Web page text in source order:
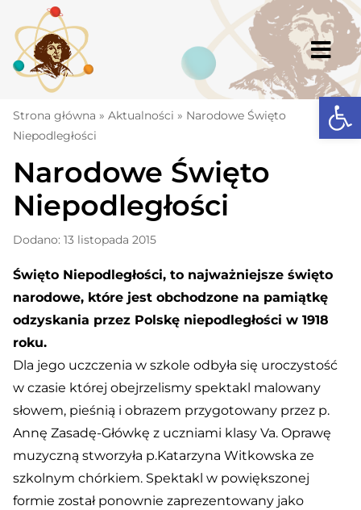
content
Strona główna
Komunikaty
Szkoła
Dokumenty
Osiągnięcia
Warto wiedzieć
UKS „Millenium”
Strona główna » Aktualności » Narodowe Święto
Niepodległości
Narodowe Święto
Niepodległości
Dodano: 13 listopada 2015
Święto Niepodległości, to najważniejsze święto
narodowe, które jest obchodzone na pamiątkę
odzyskania przez Polskę niepodległości w 1918
roku.
Dla jego uczczenia w szkole odbyła się uroczystość
w czasie której obejrzelismy spektakl malowany
słowem, pieśnią i obrazem przygotowany przez p.
Annę Zasadę-Główkę z uczniami klasy Va. Oprawę
muzyczną stworzyła p.Katarzyna Witkowska ze
szkolnym chórkiem. Spektakl w powiększonej
formie został ponownie zaprezentowany jako